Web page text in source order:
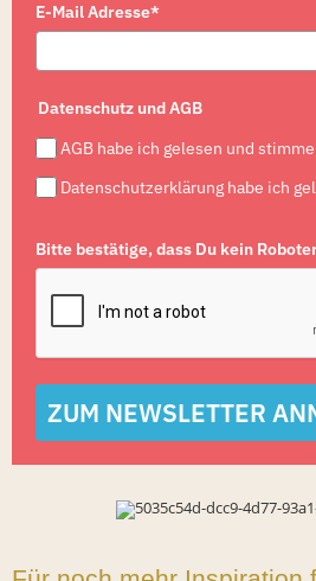
E-Mail Adresse*
Datenschutz und AGB
AGB habe ich gelesen und
Datenschutzerklärung habe ich
Bitte bestätige, dass Du kein
ZUM NEWSLETTER